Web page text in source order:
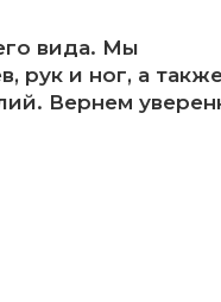
вида. Мы
рук и ног, а
Вернем